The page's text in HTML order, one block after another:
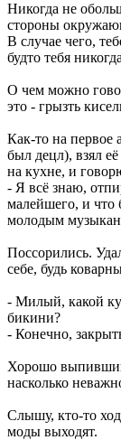
Никогда не
стороны
В случае чего,
будто тебя
О чем можно
это - грызть
Как-то на первое
был децл), взял
на кухне, и
- Я всё знаю,
малейшего, и что
молодым
Поссорились.
себе, будь
- Милый, какой
бикини?
- Конечно,
Хорошо
насколько
Слышу, кто-то
моды выходят.